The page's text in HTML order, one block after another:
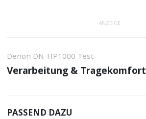
ANZEIGE
Denon DN-HP1000 Test
Verarbeitung & Tragekomfort
PASSEND DAZU